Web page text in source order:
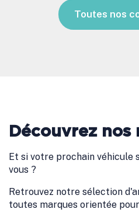
Toutes nos
Découvrez nos
Et si votre prochain véhicule
vous ?
Retrouvez notre sélection
toutes marques orientée